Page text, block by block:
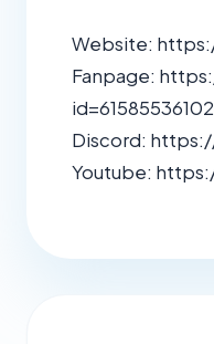
Website:
Fanpage:
Discord:
Youtube: